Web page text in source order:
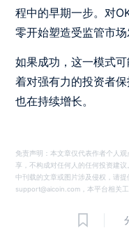
程中的早期一步。对
零开始塑造受监管市场
如果成功，这一模式
着对强有力的投资者
也在持续增长。
免责声明：本文章仅代表作者个人
享，不构成对任何人的任何投资建
中刊载的文章或图片涉及侵权，请
support@aicoin.com，本平台相关